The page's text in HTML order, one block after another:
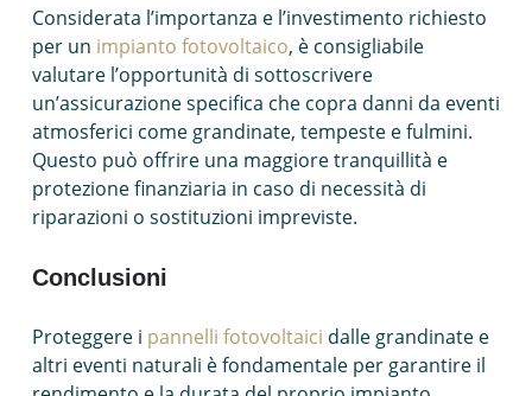
Considerata l’importanza e l’investimento richiesto
per un impianto fotovoltaico, è consigliabile
valutare l’opportunità di sottoscrivere
un’assicurazione specifica che copra danni da eventi
atmosferici come grandinate, tempeste e fulmini.
Questo può offrire una maggiore tranquillità e
protezione finanziaria in caso di necessità di
riparazioni o sostituzioni impreviste.
Conclusioni
Proteggere i pannelli fotovoltaici dalle grandinate e
altri eventi naturali è fondamentale per garantire il